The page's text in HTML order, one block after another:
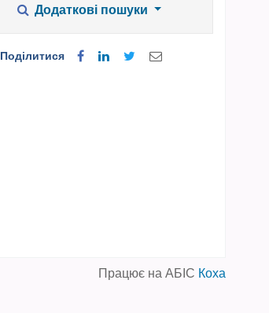
Додаткові пошуки
Поділитися
Працює на АБІС Коха